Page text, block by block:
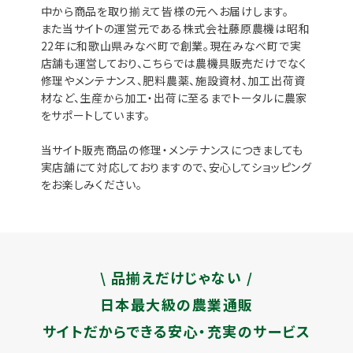
中から商品を取り揃えて皆様の元へお届けします。
また当サイトの運営元である株式会社藤原農機は昭和
22年に和歌山県みなべ町で創業。現在みなべ町で実
店舗も運営しており、こちらでは農機具販売だけでなく
修理やメンテナンス、肥料農薬、施設資材、加工出荷資
材など、生産から加工・出荷に至るまでトータルに農家
をサポートしています。
当サイト販売商品の修理・メンテナンスにつきましても
実店舗にて対応しておりますので、安心してショッピング
をお楽しみください。
\ 品揃えだけじゃない /
日本最大級の農業通販
サイトだからできる安心・充実のサービス